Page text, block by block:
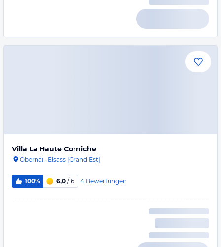
Villa La Haute Corniche
Obernai · Elsass [Grand Est]
100% 6,0 / 6 4 Bewertungen